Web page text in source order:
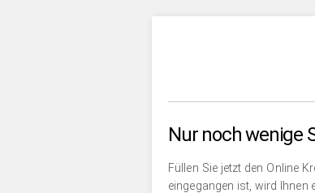
Nur noch wenige
Füllen Sie jetzt den Online
eingegangen ist, wird Ihnen